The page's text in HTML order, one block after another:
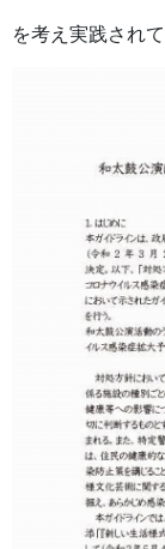
を考え実践されて